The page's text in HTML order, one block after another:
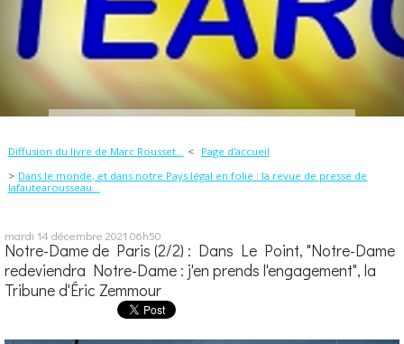
Diffusion du livre de Marc Rousset...
Page d'accueil
Dans le monde, et dans notre Pays légal en folie : la revue de presse de
lafautearousseau...
mardi 14 décembre 2021 06h50
Notre-Dame de Paris (2/2) : Dans Le Point, "Notre-Dame
redeviendra Notre-Dame : j'en prends l'engagement", la
Tribune d'Éric Zemmour